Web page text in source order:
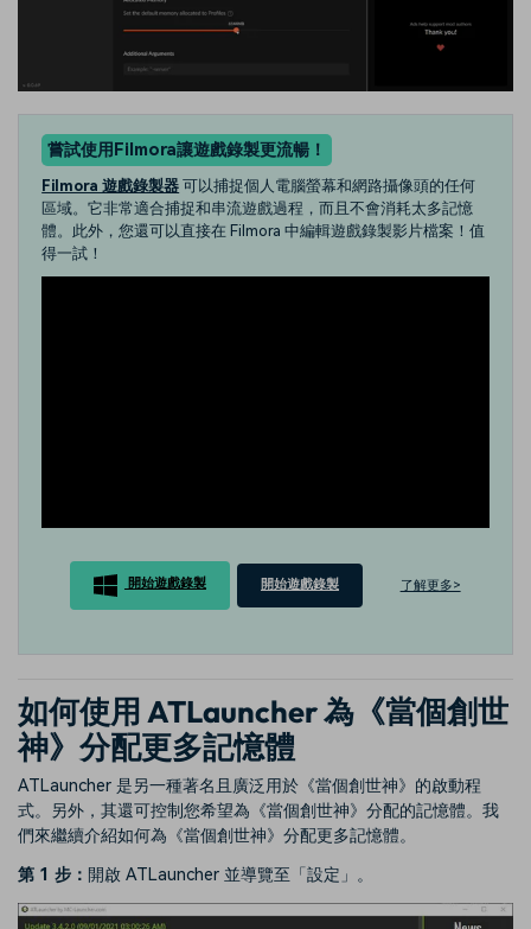
嘗試使用Filmora讓遊戲錄製更流暢！
Filmora 遊戲錄製器 可以捕捉個人電腦螢幕和網路攝像頭的任何
區域。它非常適合捕捉和串流遊戲過程，而且不會消耗太多記憶
體。此外，您還可以直接在 Filmora 中編輯遊戲錄製影片檔案！值
得一試！
開始遊戲錄製 開始遊戲錄製 了解更多>
如何使用 ATLauncher 為《當個創世
神》分配更多記憶體
ATLauncher 是另一種著名且廣泛用於《當個創世神》的啟動程
式。另外，其還可控制您希望為《當個創世神》分配的記憶體。我
們來繼續介紹如何為《當個創世神》分配更多記憶體。
第 1 步： 開啟 ATLauncher 並導覽至「設定」。